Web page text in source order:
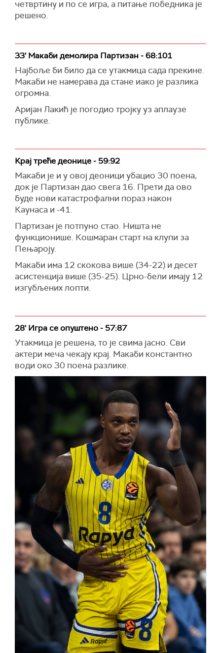
четвртину и по се игра, а питање победника је
решено.
33' Макаби демолира Партизан - 68:101
Најбоље би било да се утакмица сада прекине.
Макаби не намерава да стане иако је разлика
огромна.
Аријан Лакић је погодио тројку уз аплаузе
публике.
Крај треће деонице - 59:92
Макаби је и у овој деоници убацио 30 поена,
док је Партизан дао свега 16. Прети да ово
буде нови катастрофални пораз након
Каунаса и -41.
Партизан је потпуно стао. Ништа не
функционише. Кошмаран старт на клупи за
Пењароју.
Макаби има 12 скокова више (34-22) и десет
асистенција више (35-25). Црно-бели имају 12
изгубљених лопти.
28' Игра се опуштено - 57:87
Утакмица је решена, то је свима јасно. Сви
актери меча чекају крај. Макаби константно
води око 30 поена разлике.